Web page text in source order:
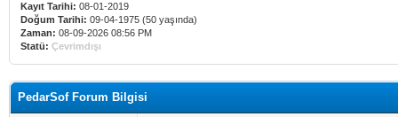
Kayıt Tarihi: 08-01-2019
Doğum Tarihi: 09-04-1975 (50 yaşında)
Zaman: 08-09-2026 08:56 PM
Statü: Çevrimdışı
PedarSof Forum Bilgisi